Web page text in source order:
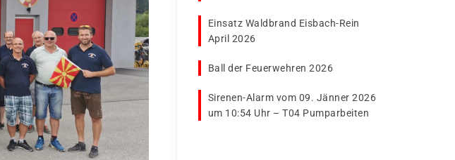
Einsatz Waldbrand Eisbach-Rein
April 2026
Ball der Feuerwehren 2026
Sirenen-Alarm vom 09. Jänner 2026
um 10:54 Uhr – T04 Pumparbeiten